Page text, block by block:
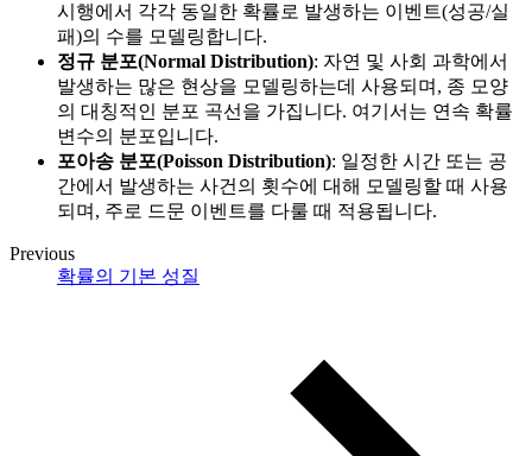
시행에서 각각 동일한 확률로 발생하는 이벤트(성공/실
패)의 수를 모델링합니다.
정규 분포(Normal Distribution): 자연 및 사회 과학에서
발생하는 많은 현상을 모델링하는데 사용되며, 종 모양
의 대칭적인 분포 곡선을 가집니다. 여기서는 연속 확률
변수의 분포입니다.
포아송 분포(Poisson Distribution): 일정한 시간 또는 공
간에서 발생하는 사건의 횟수에 대해 모델링할 때 사용
되며, 주로 드문 이벤트를 다룰 때 적용됩니다.
Previous
확률의 기본 성질